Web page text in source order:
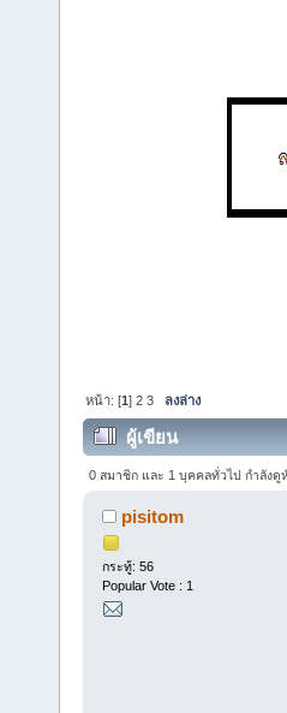
หน้า: [1]2 3 ลงล่าง
ผู้เขียน
0 สมาชิก และ 1 บุคคลทั่วไป กำลังดู
pisitom
กระทู้: 56
Popular Vote : 1